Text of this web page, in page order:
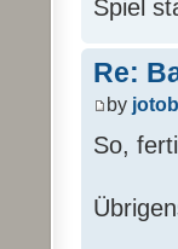
Spiel
Re:
by
So,